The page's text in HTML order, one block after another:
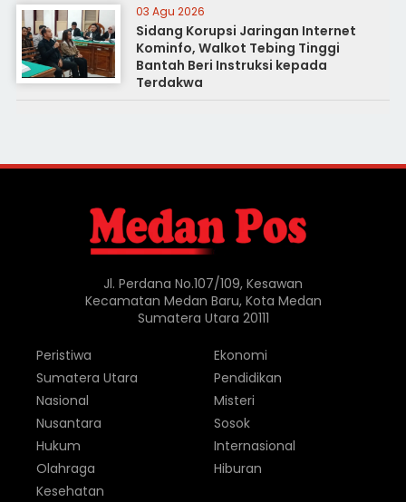
03 Agu 2026
Sidang Korupsi Jaringan Internet
Kominfo, Walkot Tebing Tinggi
Bantah Beri Instruksi kepada
Terdakwa
Jl. Perdana No.107/109, Kesawan
Kecamatan Medan Baru, Kota Medan
Sumatera Utara 20111
Peristiwa
Sumatera Utara
Nasional
Nusantara
Hukum
Olahraga
Ekonomi
Pendidikan
Misteri
Sosok
Internasional
Hiburan
Kesehatan